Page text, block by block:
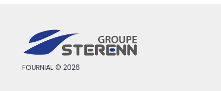
FOURNIAL © 2026